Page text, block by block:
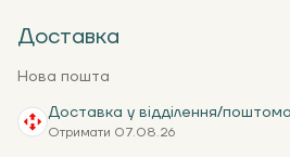
Доставка
Нова пошта
Доставка у відділення/
Отримати 07.08.26